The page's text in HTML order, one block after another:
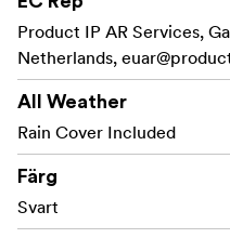
Product IP AR Services,
Netherlands,
All Weather
Rain Cover Included
Färg
Svart